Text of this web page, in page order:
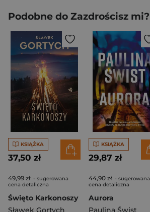
Podobne do Zazdrościsz mi?
KSIĄŻKA
37,50 zł
49,99 zł - sugerowana
cena detaliczna
Święto Karkonoszy
Sławek Gortych
KSIĄŻKA
29,87 zł
44,90 zł - sugerowana
cena detaliczna
Aurora
Paulina Świst